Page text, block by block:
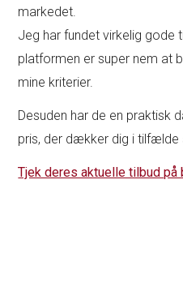
markedet.
Jeg har fundet virkelig gode
platformen er super nem at
mine kriterier.
Desuden har de en praktisk
pris, der dækker dig i tilfælde
Tjek deres aktuelle tilbud på